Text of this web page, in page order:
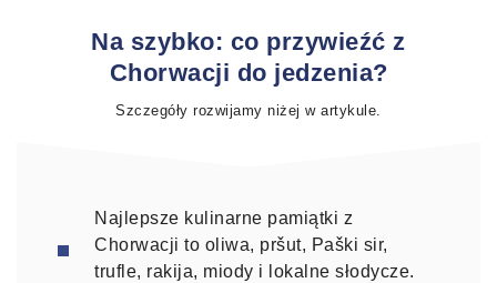
Na szybko: co przywieźć z
Chorwacji do jedzenia?
Szczegóły rozwijamy niżej w artykule.
Najlepsze kulinarne pamiątki z
Chorwacji to oliwa, pršut, Paški sir,
trufle, rakija, miody i lokalne słodycze.